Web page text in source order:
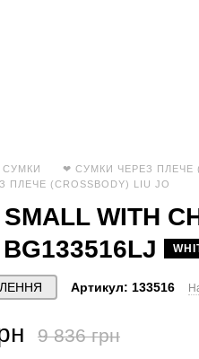
❤ СУМКИ ЧЕРЕЗ ПЛЕЧЕ
(CROSSBODY) LIU JO
WITH
Артикул: 133516
9 836 грн